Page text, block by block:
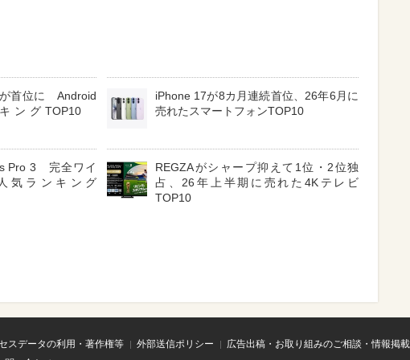
首位に Android
ングTOP10
iPhone 17が8カ月連続首位、26年6月に
売れたスマートフォンTOP10
Pro 3 完全ワイ
気ランキング
REGZAがシャープ抑えて1位・2位独
占、26年上半期に売れた4Kテレビ
TOP10
スデータの利用・著作権等 外部送信ポリシー
広告出稿・お取り組みのご相談・情報掲